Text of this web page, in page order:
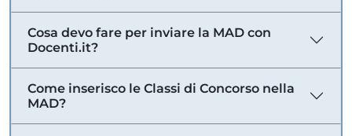
Cosa devo fare per inviare la MAD con
Docenti.it?
Come inserisco le Classi di Concorso nella
MAD?